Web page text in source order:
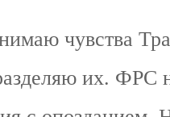
чувства
их. ФРС